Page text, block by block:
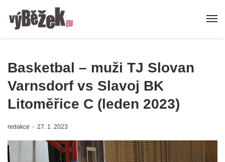
Basketbal – muži TJ Slovan
Varnsdorf vs Slavoj BK
Litoměřice C (leden 2023)
redakce 27. 1. 2023